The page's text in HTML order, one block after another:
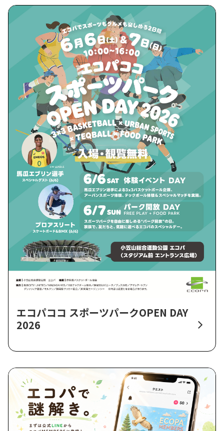
エコパココ スポーツパークOPEN DAY
2026